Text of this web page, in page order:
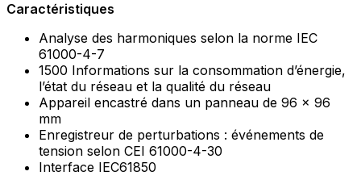
Caractéristiques
Analyse des harmoniques selon la norme IEC
61000-4-7
1500 Informations sur la consommation d’énergie,
l’état du réseau et la qualité du réseau
Appareil encastré dans un panneau de 96 x 96
mm
Enregistreur de perturbations : événements de
tension selon CEI 61000-4-30
Interface IEC61850